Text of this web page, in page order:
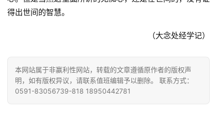
访
谈
乐
菩
提
专
得出世间的智慧。
（大念处经学记）
本网站属于非赢利性网站，转载的文章遵循原作者的版权声
明，如有版权异议，请联系值班编辑予以删除。 联系方式：
0591-83056739-818 18950442781